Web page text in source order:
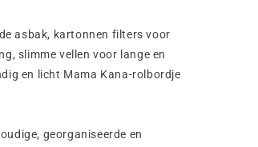
asbak, kartonnen filters voor
slimme vellen voor lange en
en licht Mama Kana-rolbordje
georganiseerde en